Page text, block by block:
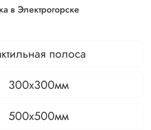
в Электрогорске
полоса
300х300мм
500х500мм